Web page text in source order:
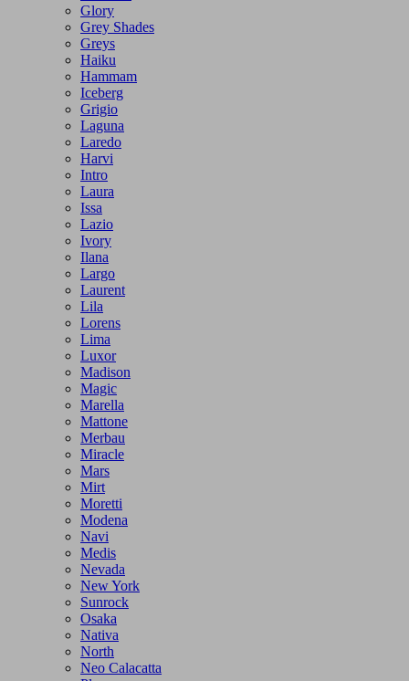
Glory
Grey Shades
Greys
Haiku
Hammam
Iceberg
Grigio
Laguna
Laredo
Harvi
Intro
Laura
Issa
Lazio
Ivory
Ilana
Largo
Laurent
Lila
Lorens
Lima
Luxor
Madison
Magic
Marella
Mattone
Merbau
Miracle
Mars
Mirt
Moretti
Modena
Navi
Medis
Nevada
New York
Sunrock
Osaka
Nativa
North
Neo Calacatta